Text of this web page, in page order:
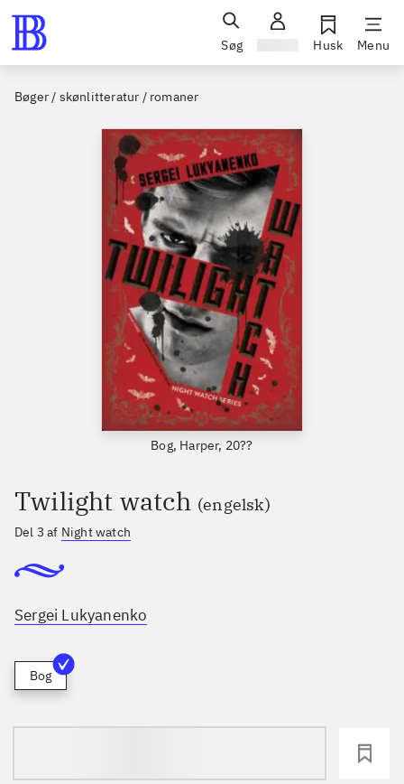
Søg Husk Menu
Bøger / skønlitteratur / romaner
Bog, Harper, 20??
Twilight watch (engelsk)
Del 3 af Night watch
Sergei Lukyanenko
Bog